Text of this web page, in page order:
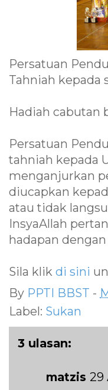
Persatuan
Tahniah kepada
Hadiah cabutan
Persatuan
tahniah kepada
menganjurkan
diucapkan
atau tidak
InsyaAllah
hadapan
Sila klik di sini
By PPTI BBST -
Label: Sukan
3 ulasan:
matzis 29